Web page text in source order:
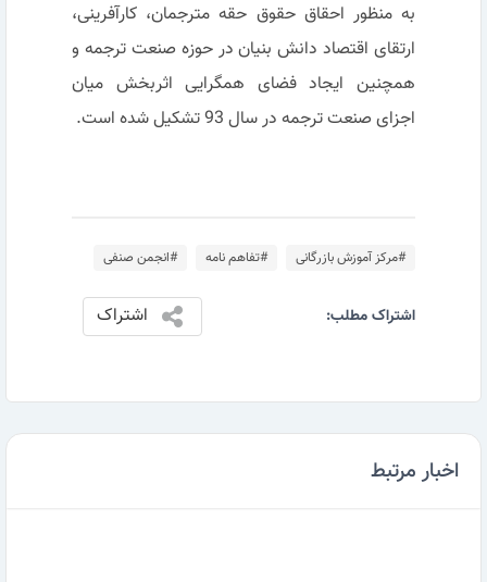
به منظور احقاق حقوق حقه مترجمان، کارآفرینی،
ارتقای اقتصاد دانش بنیان در حوزه صنعت ترجمه و
همچنین ایجاد فضای همگرایی اثربخش میان
اجزای صنعت ترجمه در سال 93 تشکیل شده است.
#مرکز آموزش بازرگانی #تفاهم نامه #انجمن صنفی
اشتراک مطلب: اشتراک
اخبار مرتبط